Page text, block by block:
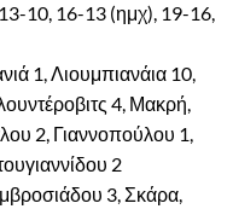
10, 16-13 (ημχ), 19-16,
1, Λιουμπιανάια 10,
4, Μακρή,
2, Γιαννοπούλου 1,
2
3, Σκάρα,